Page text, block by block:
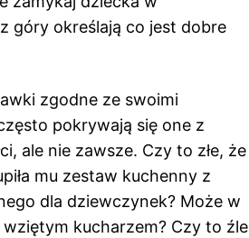
góry określają co jest dobre
zgodne ze swoimi
pokrywają się one z
ale nie zawsze. Czy to złe, że
mu zestaw kuchenny z
dla dziewczynek? Może w
wziętym kucharzem? Czy to źle